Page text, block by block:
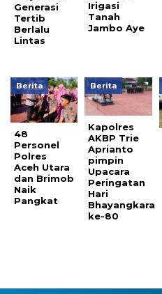
Generasi
Tertib
Berlalu
Lintas
Irigasi
Tanah
Jambo Aye
Berita
48
Personel
Polres
Aceh Utara
dan Brimob
Naik
Pangkat
Berita
Kapolres
AKBP Trie
Aprianto
pimpin
Upacara
Peringatan
Hari
Bhayangkara
ke-80